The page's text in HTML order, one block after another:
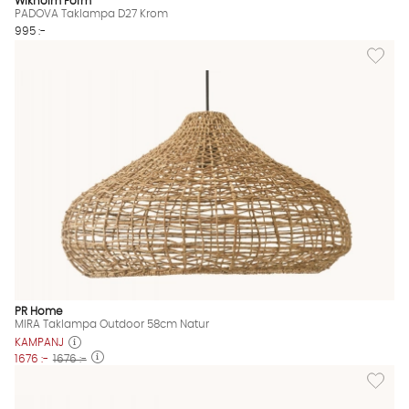
PADOVA Taklampa D27 Krom
995 :-
Lägg
PR Home
MIRA Taklampa Outdoor 58cm Natur
KAMPANJ
1676 :- 1676 :-
Lägg